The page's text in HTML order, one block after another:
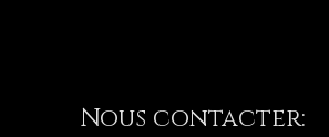
Nous contacter: